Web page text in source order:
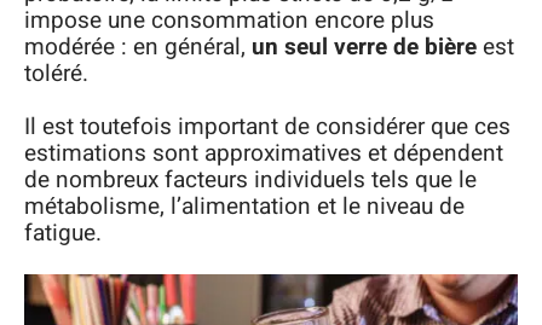
impose une consommation encore plus
modérée : en général, un seul verre de bièreest
toléré.
Il est toutefois important de considérer que ces
estimations sont approximatives et dépendent
de nombreux facteurs individuels tels que le
métabolisme, l’alimentation et le niveau de
fatigue.